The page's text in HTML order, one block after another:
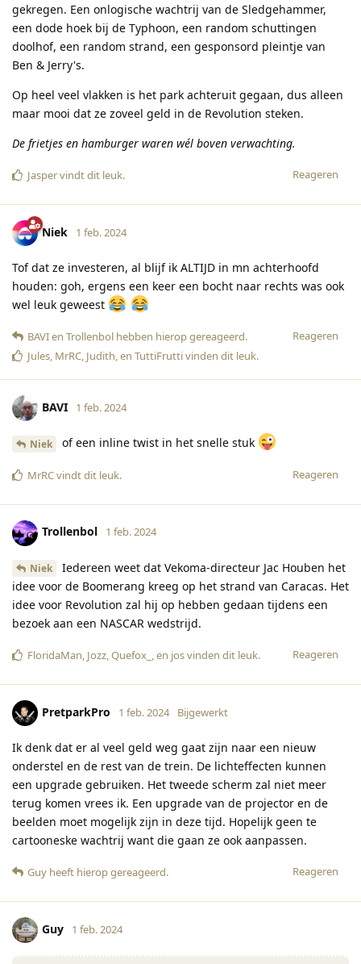
gekregen. Een onlogische wachtrij van de Sledgehammer,
een dode hoek bij de Typhoon, een random schuttingen
doolhof, een random strand, een gesponsord pleintje van
Ben & Jerry's.
Op heel veel vlakken is het park achteruit gegaan, dus alleen
maar mooi dat ze zoveel geld in de Revolution steken.
De frietjes en hamburger waren wél boven verwachting.
Reageren
Jaspervindt dit leuk.
Niek 1 feb. 2024
Tof dat ze investeren, al blijf ik ALTIJD in mn achterhoofd
houden: goh, ergens een keer een bocht naar rechts was ook
wel leuk geweest
Reageren
BAVIen Trollenbol hebben hierop gereageerd.
Jules, MrRC, Judith, en TuttiFruttivinden dit leuk.
BAVI 1 feb. 2024
Niek of een inline twist in het snelle stuk
Reageren
MrRCvindt dit leuk.
Trollenbol 1 feb. 2024
Niek
Iedereen weet dat Vekoma-directeur Jac Houben het
idee voor de Boomerang kreeg op het strand van Caracas. Het
idee voor Revolution zal hij op hebben gedaan tijdens een
bezoek aan een NASCAR wedstrijd.
Reageren
FloridaMan, Jozz,Quefox_ , en josvinden dit leuk.
PretparkPro 1 feb. 2024 Bijgewerkt
Ik denk dat er al veel geld weg gaat zijn naar een nieuw
onderstel en de rest van de trein. De lichteffecten kunnen
een upgrade gebruiken. Het tweede scherm zal niet meer
terug komen vrees ik. Een upgrade van de projector en de
beelden moet mogelijk zijn in deze tijd. Hopelijk geen te
cartooneske wachtrij want die gaan ze ook aanpassen.
Reageren
Guy heeft hierop gereageerd.
Guy 1 feb. 2024